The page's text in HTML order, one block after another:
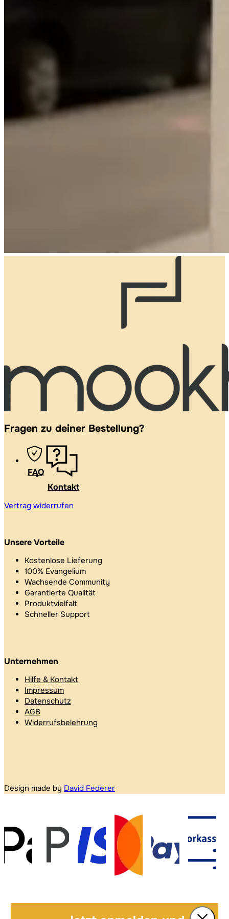
Fragen zu deiner Bestellung?
FAQ
Kontakt
Vertrag widerrufen
Unsere Vorteile
Kostenlose Lieferung
100% Evangelium
Wachsende Community
Garantierte Qualität
Produktvielfalt
Schneller Support
Unternehmen
Hilfe & Kontakt
Impressum
Datenschutz
AGB
Widerrufsbelehrung
Design made by David Federer